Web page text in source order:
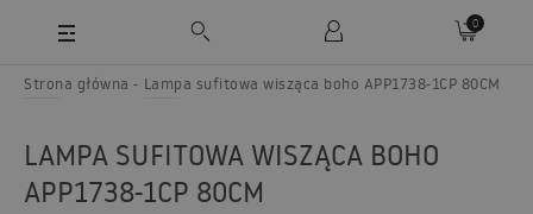
0
Strona główna Lampa sufitowa wisząca boho APP1738-1CP 80CM
LAMPA SUFITOWA WISZĄCA BOHO
APP1738-1CP 80CM